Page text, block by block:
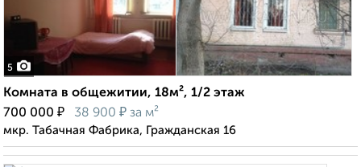
5
Комната в общежитии, 18м², 1/2 этаж
700 000 ₽ 38 900 ₽ за м²
мкр. Табачная Фабрика, Гражданская 16